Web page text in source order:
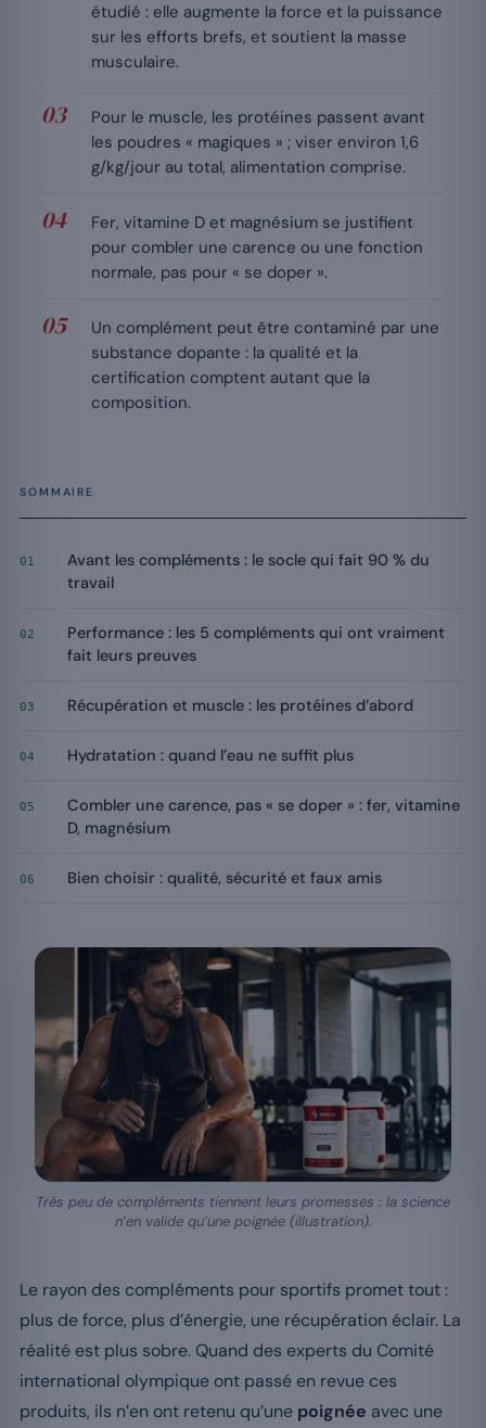
étudié : elle augmente la force et la puissance
sur les efforts brefs, et soutient la masse
musculaire.
Pour le muscle, les protéines passent avant
les poudres « magiques » ; viser environ 1,6
g/kg/jour au total, alimentation comprise.
Fer, vitamine D et magnésium se justifient
pour combler une carence ou une fonction
normale, pas pour « se doper ».
Un complément peut être contaminé par une
substance dopante : la qualité et la
certification comptent autant que la
composition.
SOMMAIRE
01
Avant les compléments : le socle qui fait 90 % du
travail
02
Performance : les 5 compléments qui ont vraiment
fait leurs preuves
03 Récupération et muscle : les protéines d’abord
04 Hydratation : quand l’eau ne suffit plus
05
Combler une carence, pas « se doper » : fer, vitamine
D, magnésium
06 Bien choisir : qualité, sécurité et faux amis
Très peu de compléments tiennent leurs promesses : la science
n’en valide qu’une poignée (illustration).
Le rayon des compléments pour sportifs promet tout :
plus de force, plus d’énergie, une récupération éclair. La
réalité est plus sobre. Quand des experts du Comité
international olympique ont passé en revue ces
produits, ils n’en ont retenu qu’une poignée avec une